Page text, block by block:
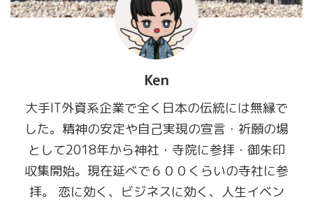
Ken
大手IT外資系企業で全く日本の伝統には無縁で
した。精神の安定や自己実現の宣言・祈願の場
として2018年から神社・寺院に参拝・御朱印
収集開始。現在延べで６００くらいの寺社に参
拝。 恋に効く、ビジネスに効く、人生イベン